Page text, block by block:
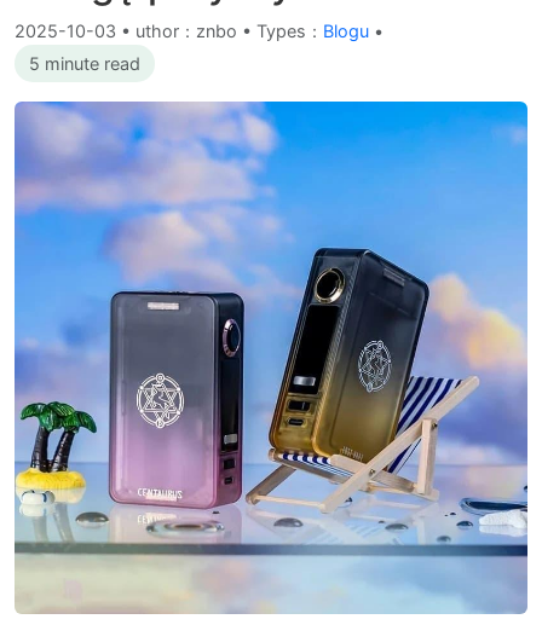
2025-10-03 • uthor：znbo • Types： Blogu •
5 minute read